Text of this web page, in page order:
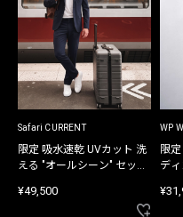
Safari CURRENT
限定 吸水速乾 UVカット 洗
える "オールシーン" セット
¥49,500
WP
限
デ